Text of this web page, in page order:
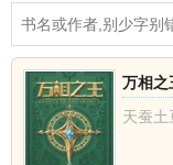
万相之
天蚕土